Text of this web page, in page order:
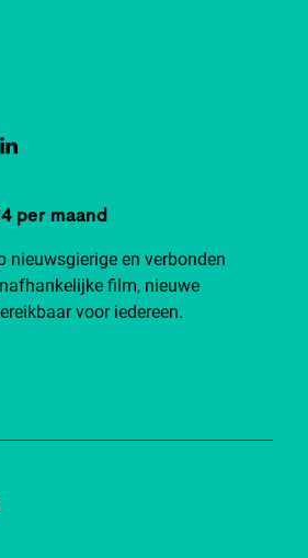
per maand
nieuwsgierige en verbonden
film, nieuwe
voor iedereen.